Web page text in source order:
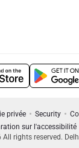
privée Security
sur l'accessibilité
rights reserved.